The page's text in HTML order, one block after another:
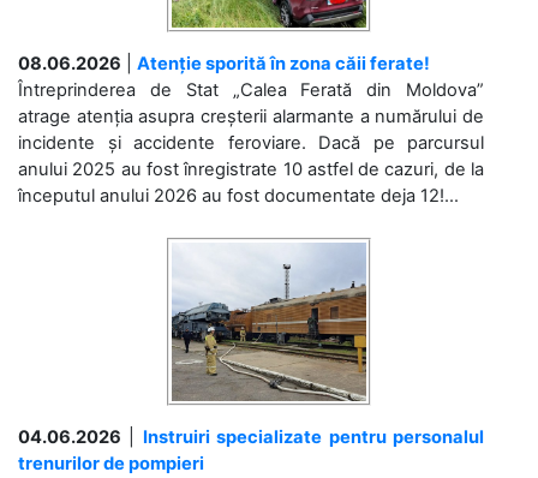
08.06.2026
Atenție sporită în zona căii ferate!
Întreprinderea de Stat „Calea Ferată din Moldova”
atrage atenția asupra creșterii alarmante a numărului de
incidente și accidente feroviare. Dacă pe parcursul
anului 2025 au fost înregistrate 10 astfel de cazuri, de la
începutul anului 2026 au fost documentate deja 12!...
04.06.2026
Instruiri specializate pentru personalul
trenurilor de pompieri